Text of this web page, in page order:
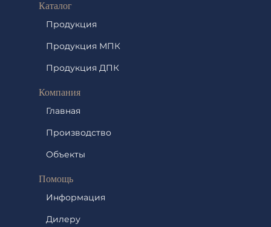
Каталог
Продукция
Продукция МПК
Продукция ДПК
Компания
Главная
Производство
Объекты
Помощь
Информация
Дилеру